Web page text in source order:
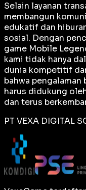
Selain layanan
membangun
edukatif dan
sosial. Dengan
game Mobile
kami tidak hanya
dunia kompetitif
bahwa pengalaman
harus didukung
dan terus
PT VEXA DIGITAL